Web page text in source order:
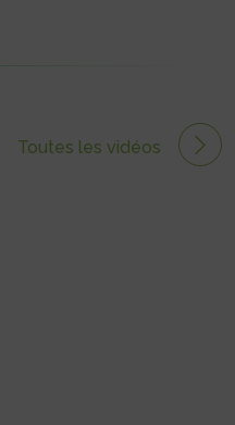
Toutes les vidéos